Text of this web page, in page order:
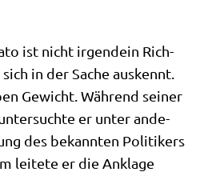
ist nicht irgend­ein Rich­
in der Sache aus­kennt.
Gewicht. Wäh­rend sei­ner
er unter ande­
des bekann­ten Poli­ti­kers
lei­te­te er die Ankla­ge